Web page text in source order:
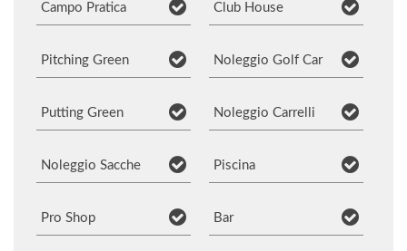
Campo Pratica Club House
Pitching Green Noleggio Golf Car
Putting Green Noleggio Carrelli
Noleggio Sacche Piscina
Pro Shop Bar